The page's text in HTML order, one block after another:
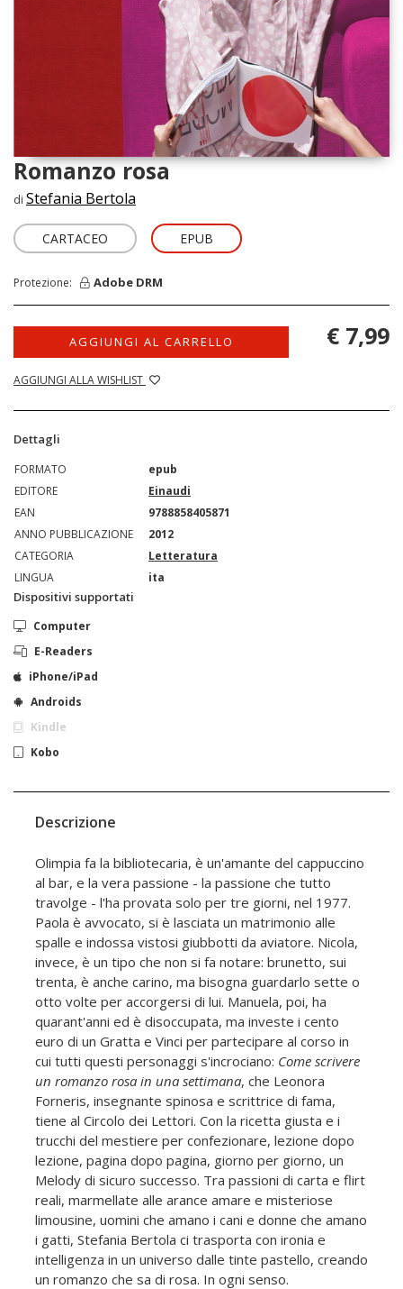
Romanzo rosa
di Stefania Bertola
CARTACEO EPUB
Protezione: Adobe DRM
AGGIUNGI AL CARRELLO
AGGIUNGI ALLA WISHLIST
€ 7,99
Dettagli
FORMATO
epub
EDITORE
Einaudi
EAN
9788858405871
ANNO PUBBLICAZIONE
2012
CATEGORIA
Letteratura
LINGUA
ita
Dispositivi supportati
Computer
E-Readers
iPhone/iPad
Androids
Kindle
Kobo
Descrizione
Olimpia fa la bibliotecaria, è un'amante del cappuccino
al bar, e la vera passione - la passione che tutto
travolge - l'ha provata solo per tre giorni, nel 1977.
Paola è avvocato, si è lasciata un matrimonio alle
spalle e indossa vistosi giubbotti da aviatore. Nicola,
invece, è un tipo che non si fa notare: brunetto, sui
trenta, è anche carino, ma bisogna guardarlo sette o
otto volte per accorgersi di lui. Manuela, poi, ha
quarant'anni ed è disoccupata, ma investe i cento
euro di un Gratta e Vinci per partecipare al corso in
cui tutti questi personaggi s'incrociano: Come scrivere
un romanzo rosa in una settimana, che Leonora
Forneris, insegnante spinosa e scrittrice di fama,
tiene al Circolo dei Lettori. Con la ricetta giusta e i
trucchi del mestiere per confezionare, lezione dopo
lezione, pagina dopo pagina, giorno per giorno, un
Melody di sicuro successo. Tra passioni di carta e flirt
reali, marmellate alle arance amare e misteriose
limousine, uomini che amano i cani e donne che amano
i gatti, Stefania Bertola ci trasporta con ironia e
intelligenza in un universo dalle tinte pastello, creando
un romanzo che sa di rosa. In ogni senso.